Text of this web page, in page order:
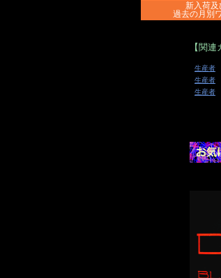
新入荷及
過去の月別
【関連
生産者
生産者
生産者